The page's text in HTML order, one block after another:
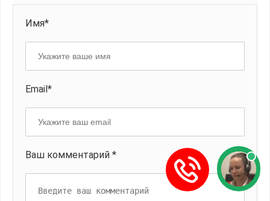
Имя*
Email*
Ваш комментарий *